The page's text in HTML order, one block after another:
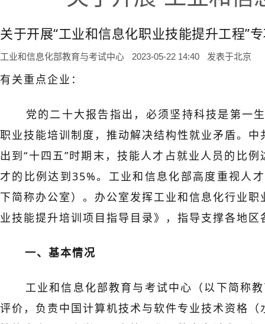
关于开展“工业和信息化职业技能提升工程”
工业和信息化部教育与考试中心 2023-05-22 14:40 发表于北京
有关重点企业：
党的二十大报告指出，必须坚持科技是第一生
职业技能培训制度，推动解决结构性就业矛盾。
出到“十四五”时期末，技能人才占就业人员的比
才的比例达到35%。工业和信息化部高度重视人
下简称办公室）。办公室发挥工业和信息化行业
业技能提升培训项目指导目录》，指导支撑各地
一、基本情况
工业和信息化部教育与考试中心（以下简称
评价，负责中国计算机技术与软件专业技术资格